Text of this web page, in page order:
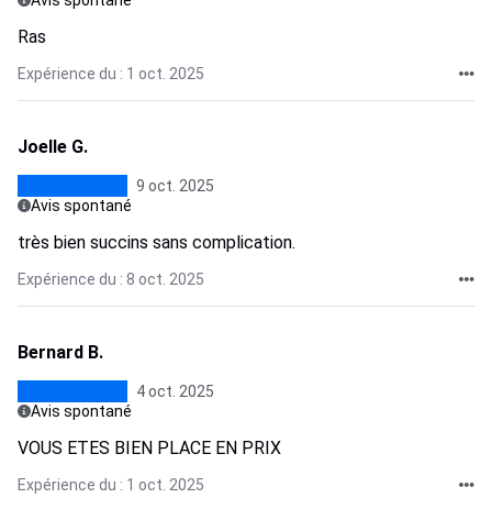
Ras
Expérience du : 1 oct. 2025
Joelle G.
9 oct. 2025
Avis spontané
très bien succins sans complication.
Expérience du : 8 oct. 2025
Bernard B.
4 oct. 2025
Avis spontané
VOUS ETES BIEN PLACE EN PRIX
Expérience du : 1 oct. 2025